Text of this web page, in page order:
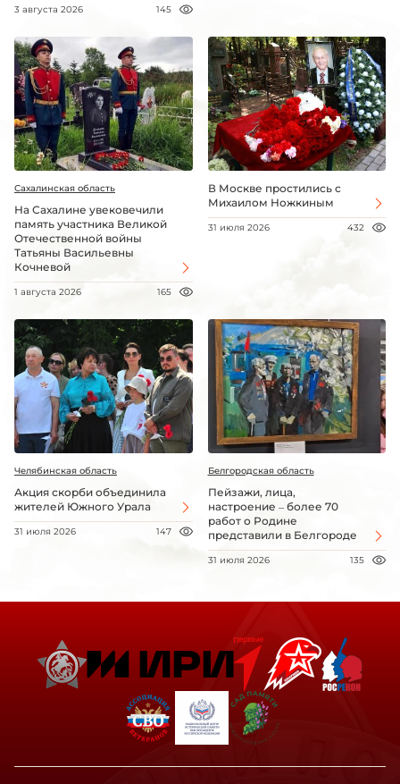
3 августа 2026 145
Сахалинская область
На Сахалине увековечили
память участника Великой
Отечественной войны
Татьяны Васильевны
Кочневой
1 августа 2026 165
В Москве простились с
Михаилом Ножкиным
31 июля 2026 432
Челябинская область
Акция скорби объединила
жителей Южного Урала
31 июля 2026 147
Белгородская область
Пейзажи, лица,
настроение – более 70
работ о Родине
представили в Белгороде
31 июля 2026 135